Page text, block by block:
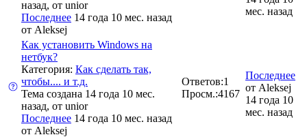
назад, от unior
Последнее 14 года 10 мес. назад
от Aleksej
мес. назад
Как установить Windows на
нетбук?
Категория: Как сделать так,
чтобы.... и т.д.
Тема создана 14 года 10 мес.
назад, от unior
Последнее 14 года 10 мес. назад
от Aleksej
Ответов:1
Просм.:4167
Последнее
от Aleksej
14 года 10
мес. назад